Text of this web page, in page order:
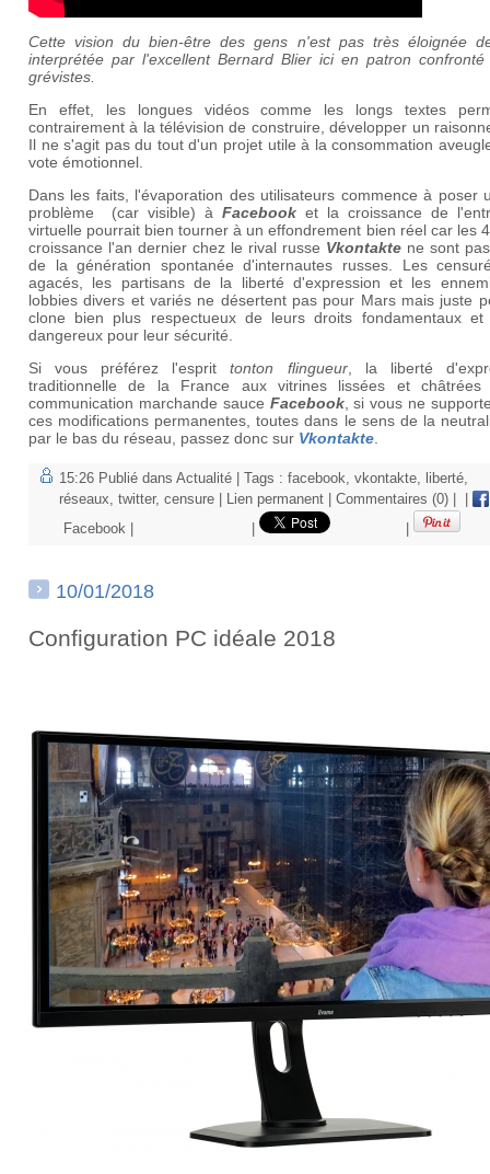
Cette vision du bien-être des gens n'est pas très éloignée
interprétée par l'excellent Bernard Blier ici en patron
grévistes.
En effet, les longues vidéos comme les longs textes
contrairement à la télévision de construire, développer un
Il ne s'agit pas du tout d'un projet utile à la consommation
vote émotionnel.
Dans les faits, l'évaporation des utilisateurs commence à poser
problème (car visible) à Facebook et la croissance de
virtuelle pourrait bien tourner à un effondrement bien réel car les
croissance l'an dernier chez le rival russe Vkontakte ne sont
de la génération spontanée d'internautes russes. Les
agacés, les partisans de la liberté d'expression et les
lobbies divers et variés ne désertent pas pour Mars mais juste
clone bien plus respectueux de leurs droits fondamentaux et
dangereux pour leur sécurité.
Si vous préférez l'esprittonton flingueur, la liberté
traditionnelle de la France aux vitrines lissées et
communication marchande sauce Facebook, si vous ne
ces modifications permanentes, toutes dans le sens de la
par le bas du réseau, passez donc sur Vkontakte
15:26 Publié dans Actualité | Tags : facebook, vkontakte, liberté,
réseaux, twitter, censure Lien permanent Commentaires (0)
Facebook
10/01/2018
Configuration PC idéale 2018